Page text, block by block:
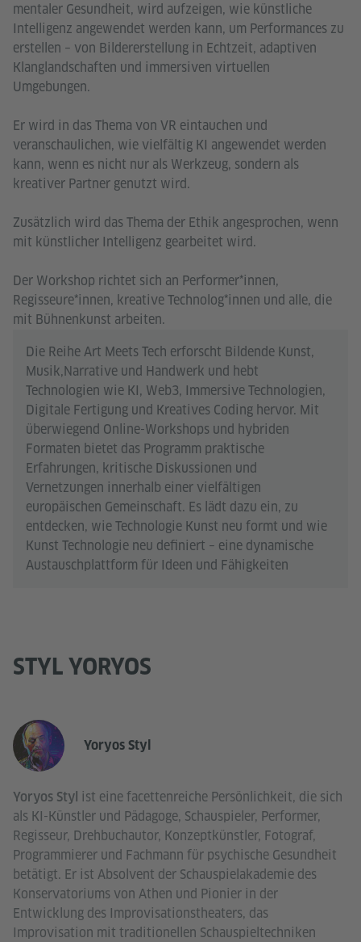
mentaler Gesundheit, wird aufzeigen, wie künstliche
Intelligenz angewendet werden kann, um Performances zu
erstellen – von Bildererstellung in Echtzeit, adaptiven
Klanglandschaften und immersiven virtuellen
Umgebungen.
Er wird in das Thema von VR eintauchen und
veranschaulichen, wie vielfältig KI angewendet werden
kann, wenn es nicht nur als Werkzeug, sondern als
kreativer Partner genutzt wird.
Zusätzlich wird das Thema der Ethik angesprochen, wenn
mit künstlicher Intelligenz gearbeitet wird.
Der Workshop richtet sich an Performer*innen,
Regisseure*innen, kreative Technolog*innen und alle, die
mit Bühnenkunst arbeiten.
Die Reihe Art Meets Tech erforscht Bildende Kunst,
Musik,Narrative und Handwerk und hebt
Technologien wie KI, Web3, Immersive Technologien,
Digitale Fertigung und Kreatives Coding hervor. Mit
überwiegend Online-Workshops und hybriden
Formaten bietet das Programm praktische
Erfahrungen, kritische Diskussionen und
Vernetzungen innerhalb einer vielfältigen
europäischen Gemeinschaft. Es lädt dazu ein, zu
entdecken, wie Technologie Kunst neu formt und wie
Kunst Technologie neu definiert – eine dynamische
Austauschplattform für Ideen und Fähigkeiten
STYL YORYOS
Yoryos Styl
Yoryos Styl ist eine facettenreiche Persönlichkeit, die sich
als KI-Künstler und Pädagoge, Schauspieler, Performer,
Regisseur, Drehbuchautor, Konzeptkünstler, Fotograf,
Programmierer und Fachmann für psychische Gesundheit
betätigt. Er ist Absolvent der Schauspielakademie des
Konservatoriums von Athen und Pionier in der
Entwicklung des Improvisationstheaters, das
Improvisation mit traditionellen Schauspieltechniken